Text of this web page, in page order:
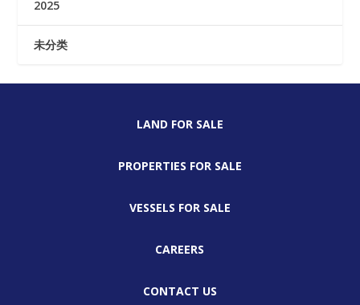
2025
未分类
LAND FOR SALE
PROPERTIES FOR SALE
VESSELS FOR SALE
CAREERS
CONTACT US